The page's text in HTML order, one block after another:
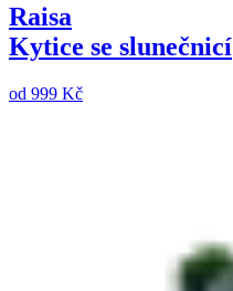
Raisa
Kytice se slunečnicí
od 999 Kč